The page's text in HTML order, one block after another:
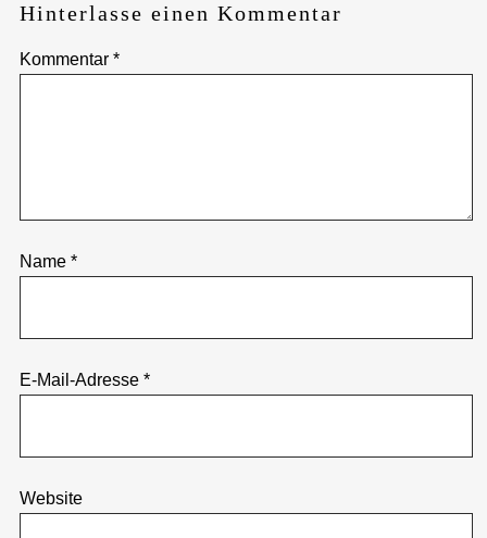
Hinterlasse einen Kommentar
Kommentar *
Name *
E-Mail-Adresse *
Website